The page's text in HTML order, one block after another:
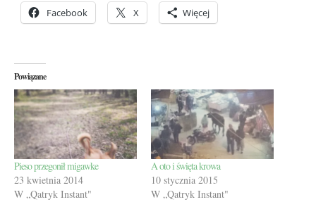
Facebook X Więcej
Powiązane
Pieso przegonił migawke
23 kwietnia 2014
W „Qatryk Instant"
A oto i święta krowa
10 stycznia 2015
W „Qatryk Instant"